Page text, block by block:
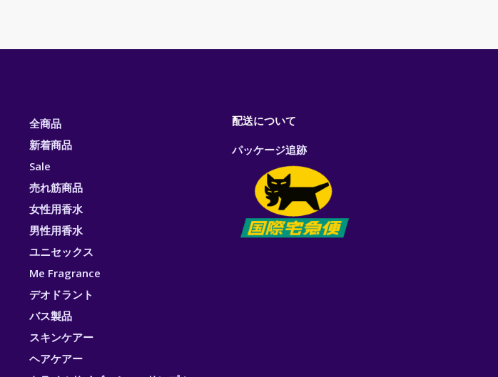
全商品
新着商品
Sale
売れ筋商品
女性用香水
男性用香水
ユニセックス
Me Fragrance
デオドラント
バス製品
スキンケアー
ヘアケアー
配送について
パッケージ追跡